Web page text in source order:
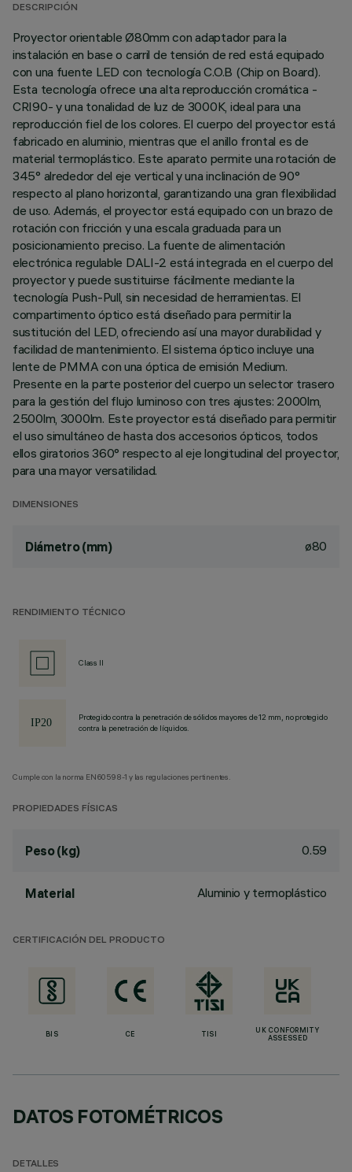
DESCRIPCIÓN
Proyector orientable Ø80mm con adaptador para la
instalación en base o carril de tensión de red está equipado
con una fuente LED con tecnología C.O.B (Chip on Board).
Esta tecnología ofrece una alta reproducción cromática -
CRI90- y una tonalidad de luz de 3000K, ideal para una
reproducción fiel de los colores. El cuerpo del proyector está
fabricado en aluminio, mientras que el anillo frontal es de
material termoplástico. Este aparato permite una rotación de
345° alrededor del eje vertical y una inclinación de 90°
respecto al plano horizontal, garantizando una gran flexibilidad
de uso. Además, el proyector está equipado con un brazo de
rotación con fricción y una escala graduada para un
posicionamiento preciso. La fuente de alimentación
electrónica regulable DALI-2 está integrada en el cuerpo del
proyector y puede sustituirse fácilmente mediante la
tecnología Push-Pull, sin necesidad de herramientas. El
compartimento óptico está diseñado para permitir la
sustitución del LED, ofreciendo así una mayor durabilidad y
facilidad de mantenimiento. El sistema óptico incluye una
lente de PMMA con una óptica de emisión Medium.
Presente en la parte posterior del cuerpo un selector trasero
para la gestión del flujo luminoso con tres ajustes: 2000lm,
2500lm, 3000lm. Este proyector está diseñado para permitir
el uso simultáneo de hasta dos accesorios ópticos, todos
ellos giratorios 360° respecto al eje longitudinal del proyector,
para una mayor versatilidad.
DIMENSIONES
Diámetro (mm) ø80
RENDIMIENTO TÉCNICO
Class II
Protegido contra la penetración de sólidos mayores de 12 mm, no protegido
contra la penetración de líquidos.
Cumple con la norma EN60598-1 y las regulaciones pertinentes.
PROPIEDADES FÍSICAS
Peso (kg) 0.59
Material Aluminio y termoplástico
CERTIFICACIÓN DEL PRODUCTO
BIS CE TISI
UK CONFORMITY
ASSESSED
DATOS FOTOMÉTRICOS
DETALLES